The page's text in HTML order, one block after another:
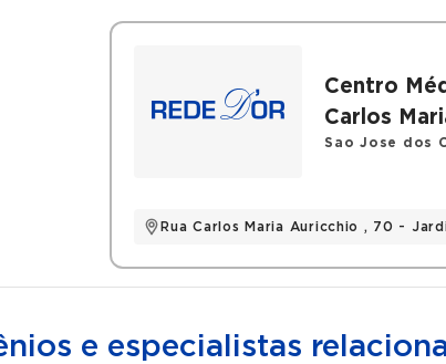
Centro
Carlos
Sao Jose dos
Rua Carlos Maria Auricchio , 70 -
e especialistas